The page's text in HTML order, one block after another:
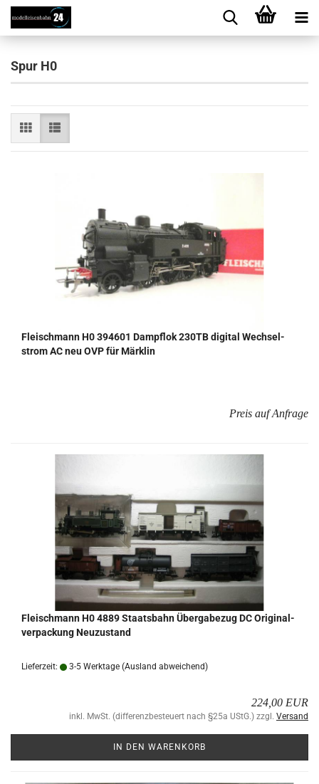
Spur H0
Fleisch­mann H0 394601 Dampf­lok 230TB di­gi­tal Wech­sel­
strom AC neu OVP für Märk­lin
Preis auf Anfrage
Fleisch­mann H0 4889 Staats­bahn Über­ga­be­zug DC Ori­gi­nal­
ver­pa­ckung Neu­zu­stand
Lieferzeit: 3-5 Werktage (Ausland abweichend)
224,00 EUR
inkl. MwSt. (differenzbesteuert nach §25a UStG.) zzgl. Versand
IN DEN WARENKORB